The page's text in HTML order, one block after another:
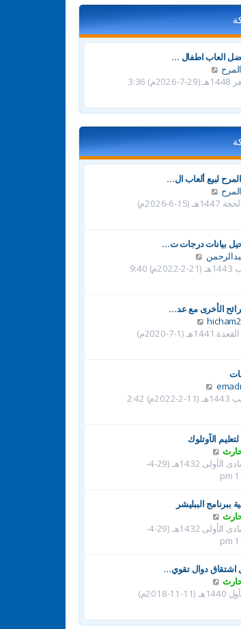
العاب اطفال …
ا
آ
خ
م
ا
ك
الأربعاء 15 صفر 1448هـ (29-7-2026م) 3:36
لبيع ألعاب ال…
ا
خ
ر
م
ر
ك
ة
الاثنين 29 ذو الحجة 1447هـ (15-6-2026م)
بيانات درجات ت…
ا
خ
ر
م
ة
الاثنين 20 رجب 1443هـ (21-2-2022م) 9:40
الأخرى مع عد…
ا
ر
ر
ة
الأربعاء 10 ذو القعدة 1441هـ (1-7-2020م)
ا
آ
خ
م
ر
ة
الجمعة 10 رجب 1443هـ (11-2-2022م) 2:42
الآوتلوك
ا
خ
ر
م
ر
ة
الجمعة 25 جمادى الأولى 1432هـ (29-4-
الببليشر
ا
خ
ر
ا
الجمعة 25 جمادى الأولى 1432هـ (29-4-
اشتقاق دوال تقوي…
ا
الأحد 3 ربيع الأول 1440هـ (11-11-2018م)